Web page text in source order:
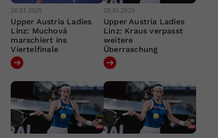
30.01.2025
Upper Austria Ladies
Linz: Muchová
marschiert ins
Viertelfinale
29.01.2025
Upper Austria Ladies
Linz: Kraus verpasst
weitere
Überraschung